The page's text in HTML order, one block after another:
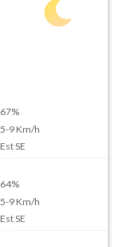
67%
5-9Km/h
Est SE
64%
5-9Km/h
Est SE